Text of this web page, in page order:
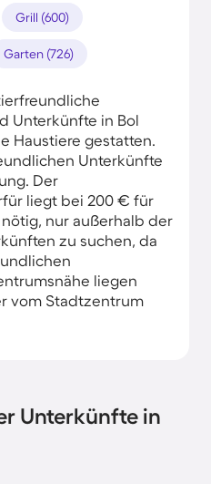
Grill (600)
Garten (726)
Unterkünfte in Bol
Haustiere gestatten.
Unterkünfte
Der
liegt bei 200 € für
nur außerhalb der
zu suchen, da
liegen
vom Stadtzentrum
Unterkünfte in